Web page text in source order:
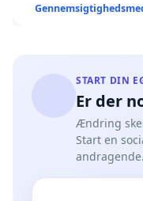
START DIN
Er der
Ændring
Start en
andragende.